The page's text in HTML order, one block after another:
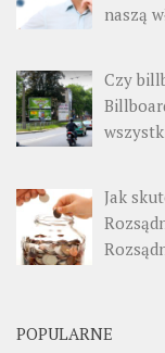
naszą
Czy
Jak
POPULARNE